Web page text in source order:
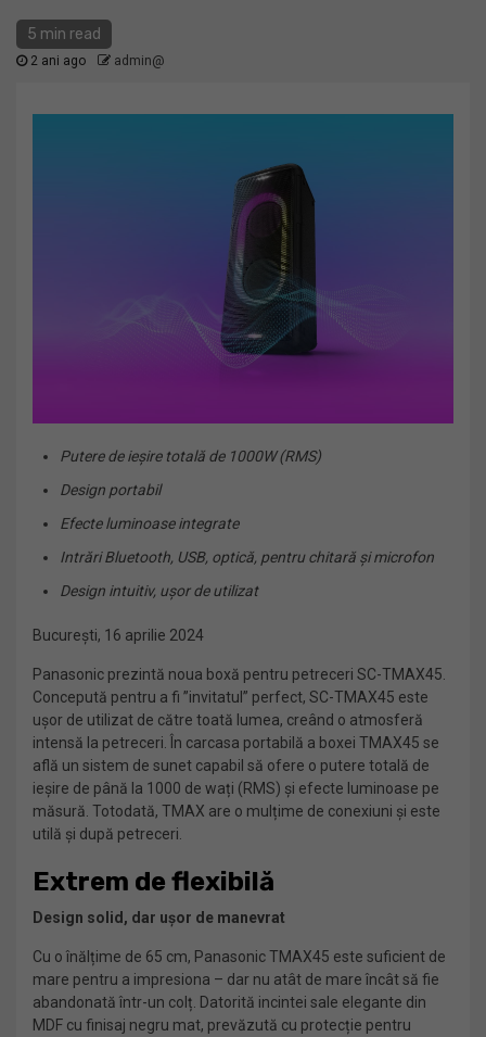
5 min read
2 ani ago admin@
Putere de ieșire totală de 1000W (RMS)
Design portabil
Efecte luminoase integrate
Intrări Bluetooth, USB, optică, pentru chitară și microfon
Design intuitiv, ușor de utilizat
București, 16 aprilie 2024
Panasonic prezintă noua boxă pentru petreceri SC-TMAX45.
Concepută pentru a fi ”invitatul” perfect, SC-TMAX45 este
ușor de utilizat de către toată lumea, creând o atmosferă
intensă la petreceri. În carcasa portabilă a boxei TMAX45 se
află un sistem de sunet capabil să ofere o putere totală de
ieșire de până la 1000 de wați (RMS) și efecte luminoase pe
măsură. Totodată, TMAX are o mulțime de conexiuni și este
utilă și după petreceri.
Extrem de flexibilă
Design solid, dar ușor de manevrat
Cu o înălțime de 65 cm, Panasonic TMAX45 este suficient de
mare pentru a impresiona – dar nu atât de mare încât să fie
abandonată într-un colț. Datorită incintei sale elegante din
MDF cu finisaj negru mat, prevăzută cu protecție pentru